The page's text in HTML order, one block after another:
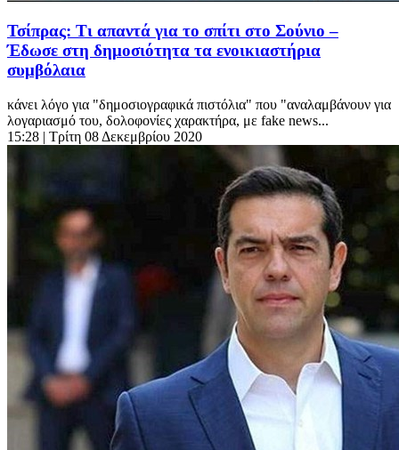
Τσίπρας: Τι απαντά για το σπίτι στο Σούνιο –
Έδωσε στη δημοσιότητα τα ενοικιαστήρια
συμβόλαια
κάνει λόγο για "δημοσιογραφικά πιστόλια" που "αναλαμβάνουν για
λογαριασμό του, δολοφονίες χαρακτήρα, με fake news...
15:28 | Τρίτη 08 Δεκεμβρίου 2020